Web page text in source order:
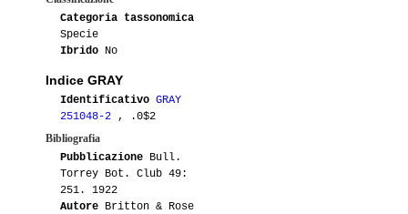
Categoria tassonomica
Specie
Ibrido No
Indice GRAY
Identificativo GRAY
251048-2 , .0$2
Bibliografia
Pubblicazione Bull.
Torrey Bot. Club 49:
251. 1922
Autore Britton & Rose